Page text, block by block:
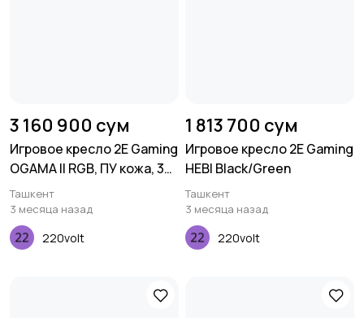
3 160 900 сум
Игровое кресло 2E Gaming
OGAMA II RGB, ПУ кожа, 3D-
Armrests, чёрный
Ташкент
3 месяца назад
220volt
1 813 700 сум
Игровое кресло 2E Gaming
HEBI Black/Green
Ташкент
3 месяца назад
220volt